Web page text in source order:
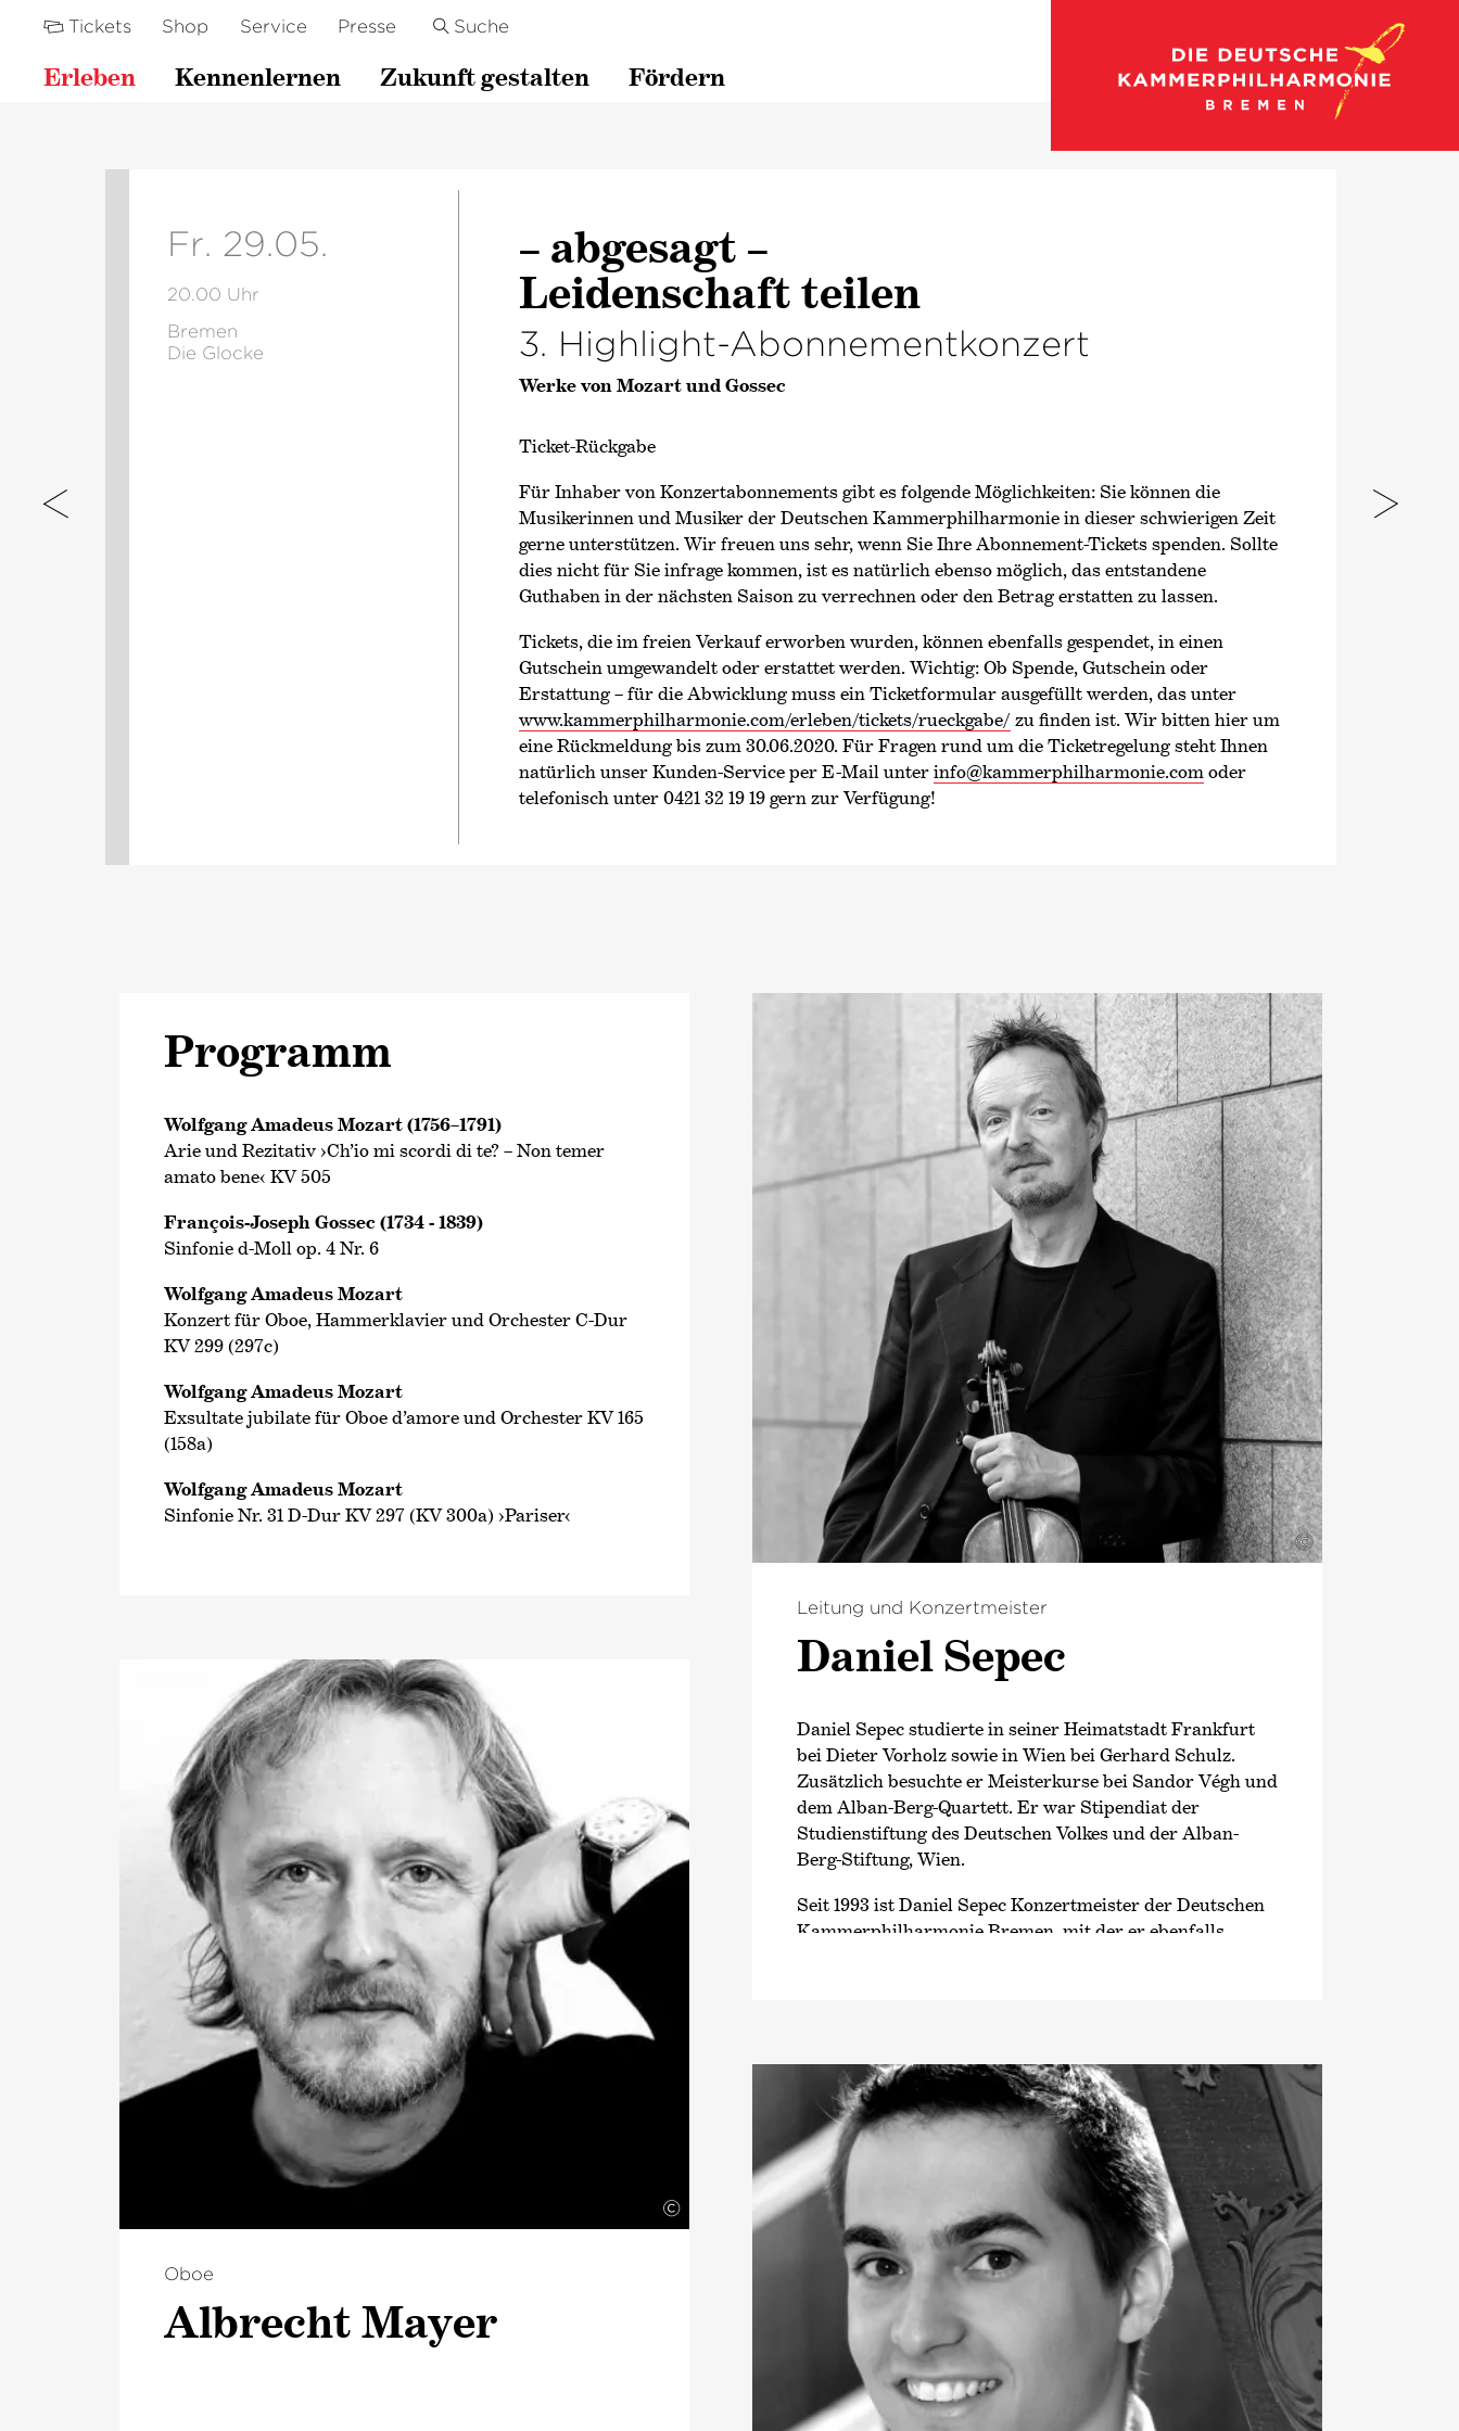
Tickets Shop Service Presse Suche
Erleben Kennenlernen Zukunft gestalten Fördern
Zum Konzertkalender
Fr. 29.05.
20.00 Uhr
Bremen
Die Glocke
– abgesagt –
Leidenschaft teilen
3. Highlight-Abonnementkonzert
Werke von Mozart und Gossec
Ticket-Rückgabe
Für Inhaber von Konzertabonnements gibt es folgende Möglichkeiten: Sie können die
Musikerinnen und Musiker der Deutschen Kammer­philharmonie in dieser schwierigen Zeit
gerne unterstützen. Wir freuen uns sehr, wenn Sie Ihre Abonnement-Tickets spenden. Sollte
dies nicht für Sie infrage kommen, ist es natürlich ebenso möglich, das entstandene
Guthaben in der nächsten Saison zu verrechnen oder den Betrag erstatten zu lassen.
Tickets, die im freien Verkauf erworben wurden, können ebenfalls gespendet, in einen
Gutschein umgewandelt oder erstattet werden. Wichtig: Ob Spende, Gutschein oder
Erstattung – für die Abwicklung muss ein Ticketformular ausgefüllt werden, das unter
www.kammerphilharmonie.com/erleben/tickets/rueckgabe/ zu finden ist. Wir bitten hier um
eine Rückmeldung bis zum 30.06.2020. Für Fragen rund um die Ticketregelung steht Ihnen
natürlich unser Kunden-Service per E-Mail unter info@kammerphilharmonie.comoder
telefonisch unter 0421 32 19 19 gern zur Verfügung!
Programm
Wolfgang Amadeus Mozart (1756–1791)
Arie und Rezitativ ›Ch’io mi scordi di te? – Non temer
amato bene‹ KV 505
François-Joseph Gossec (1734 - 1839)
Sinfonie d-Moll op. 4 Nr. 6
Wolfgang Amadeus Mozart
Konzert für Oboe, Hammerklavier und Orchester C-Dur
KV 299 (297c)
Wolfgang Amadeus Mozart
Exsultate jubilate für Oboe d’amore und Orchester KV 165
(158a)
Wolfgang Amadeus Mozart
Sinfonie Nr. 31 D-Dur KV 297 (KV 300a) ›Pariser‹
©
Oboe
Albrecht Mayer
©
Leitung und Konzertmeister
Daniel Sepec
Daniel Sepec studierte in seiner Heimatstadt Frankfurt
bei Dieter Vorholz sowie in Wien bei Gerhard Schulz.
Zusätzlich besuchte er Meisterkurse bei Sandor Végh und
dem Alban-Berg-Quartett. Er war Stipendiat der
Studienstiftung des Deutschen Volkes und der Alban-
Berg-Stiftung, Wien.
Seit 1993 ist Daniel Sepec Konzertmeister der Deutschen
Kammer­philharmonie Bremen, mit der er ebenfalls
die musikalische Leitung hatte.
Als Gast-Konzertmeister luden ihn mehrmals das
Chamber Orchestra of Europe (u. a. für eine Tournee mit
Claudio Abbado), die Camerata Academica Salzburg und
das Ensemble Oriol Berlin ein. Als Solist trat er mit der
Academy of Ancient Music unter Christopher Hogwood,
der Wiener Akademie unter Martin Haselböck und dem
Orchestre des Champs-Elysées unter Philippe
Herreweghe auf.
Angezogen von der reichen Ausdrucksvielfalt der
Barockmusik gewann die Barockvioline für Daniel Sepec
zunehmend an Bedeutung. So ist er regelmäßig als
Konzertmeister des Balthasar-Neumann-Ensembles zu